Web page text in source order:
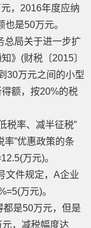
，2016年度应纳
是50万元。
总局关于进一步扩
》(财税〔2015〕
30万元之间的小型
额，按20%的税
税率、减半征税”
率”优惠政策的条
万元)。
文件规定，A企业
万元)。
都是50万元，但是
，减税幅度达